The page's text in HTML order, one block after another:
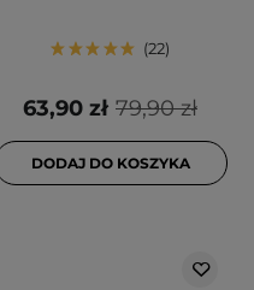
22
79,90 zł
63,90 zł
DODAJ DO KOSZYKA